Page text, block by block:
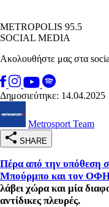
METROPOLIS 95.5
SOCIAL MEDIA
Ακολουθήστε μας στα
Δημοσιεύτηκε: 14.04.2025
Metrosport Team
SHARE
Πέρα από την υπόθεση
Μπούρμπο και τον
λάβει χώρα και μία
αντίδικες πλευρές.